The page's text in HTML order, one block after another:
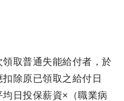
取普通失能給付者，於
除原已領取之給付日
日投保薪資×（職業病